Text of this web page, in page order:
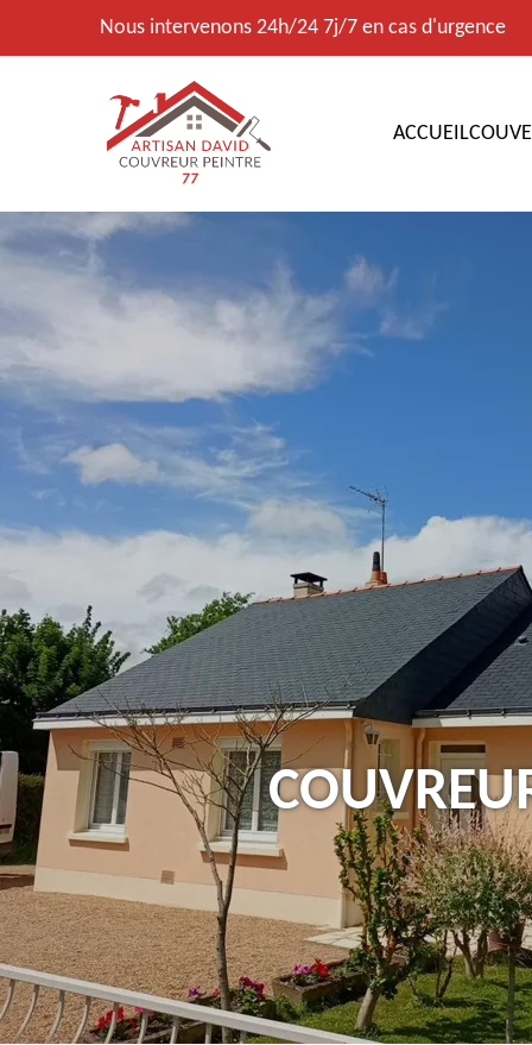
Nous intervenons 24h/24 7j/7 en cas d'urgence
ACCUEIL